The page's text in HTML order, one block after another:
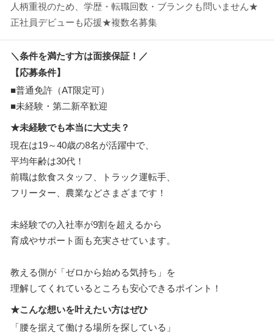
人柄重視のため、学歴・転職回数・ブランクも問いません★
正社員デビューも応援★複数名募集
＼条件を満たす方は面接保証！／
【応募条件】
■普通免許（AT限定可）
■未経験・第二新卒歓迎
★未経験でも本当に大丈夫？
現在は19～40歳の8名が活躍中で、
平均年齢は30代！
前職は飲食スタッフ、トラック運転手、
フリーター、農業などさまざまです！
未経験での入社率が9割を超えるから
育成やサポート面も充実させています。
教える側が「ゼロから始める気持ち」を
理解してくれているところも安心できるポイント！
★こんな想いを叶えたい方はぜひ
「腰を据えて働ける場所を探している」